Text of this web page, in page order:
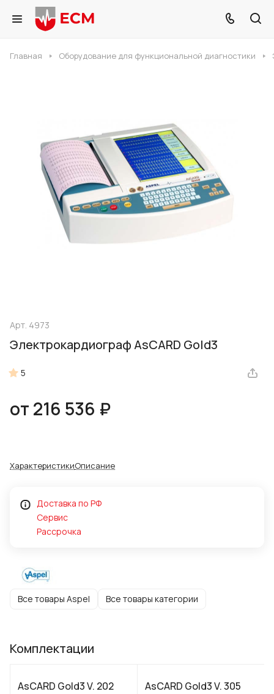
Главная Оборудование для функциональной диагностики
Арт. 4973
Электрокардиограф AsCARD Gold3
5
от 216 536 ₽
ХарактеристикиОписание
Доставка по РФ
Сервис
Рассрочка
Все товары Aspel Все товары категории
Комплектации
AsCARD Gold3 V. 202 AsCARD Gold3 V. 305